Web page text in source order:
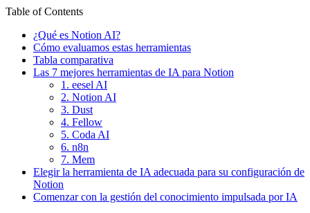
Table of Contents
¿Qué es Notion AI?
Cómo evaluamos estas herramientas
Tabla comparativa
Las 7 mejores herramientas de IA para Notion
1. eesel AI
2. Notion AI
3. Dust
4. Fellow
5. Coda AI
6. n8n
7. Mem
Elegir la herramienta de IA adecuada para su configuración de
Notion
Comenzar con la gestión del conocimiento impulsada por IA